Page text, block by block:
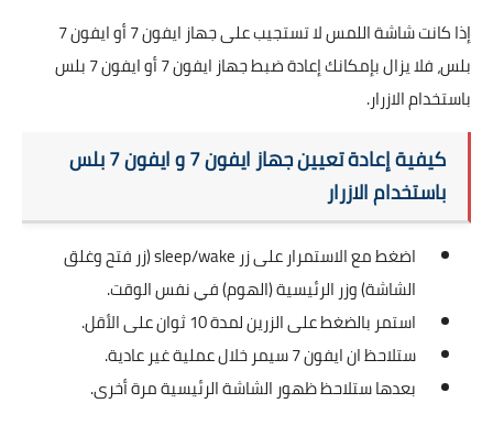
إذا كانت شاشة اللمس لا تستجيب على جهاز ايفون 7 أو ايفون 7
بلس، فلا يزال بإمكانك إعادة ضبط جهاز ايفون 7 أو ايفون 7 بلس
باستخدام الازرار.
كيفية إعادة تعيين جهاز ايفون 7 و ايفون 7 بلس
باستخدام الازرار
اضغط مع الاستمرار على زر sleep/wake (زر فتح وغلق
الشاشة) وزر الرئيسية (الهوم) في نفس الوقت.
استمر بالضغط على الزرين لمدة 10 ثوان على الأقل.
ستلاحظ ان ايفون 7 سيمر خلال عملية غير عادية.
بعدها ستلاحظ ظهور الشاشة الرئيسية مرة أخرى.